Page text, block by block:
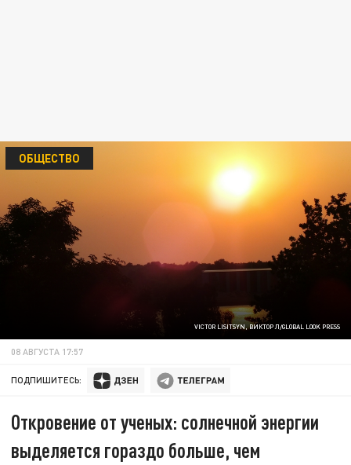
VICTOR LISITSYN, ВИКТОР Л/GLOBAL LOOK PRESS
ОБЩЕСТВО
08 АВГУСТА 17:57
ПОДПИШИТЕСЬ:
Откровение от ученых: солнечной энергии
выделяется гораздо больше, чем